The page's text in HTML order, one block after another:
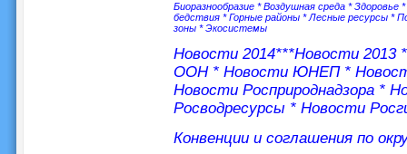
Биоразнообразие *Воздушная среда *Здоровье *
бедствия *Горные районы *Лесные ресурсы *
зоны *Экосистемы
Новости 2014***Новости 2013
ООН* Новости ЮНЕП*
Новости Росприроднадзора*
Росводресурсы * Новости
Конвенции и соглашения по